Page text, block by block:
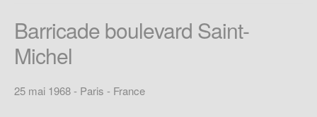
Barricade boulevard Saint-
Michel
25 mai 1968 - Paris - France